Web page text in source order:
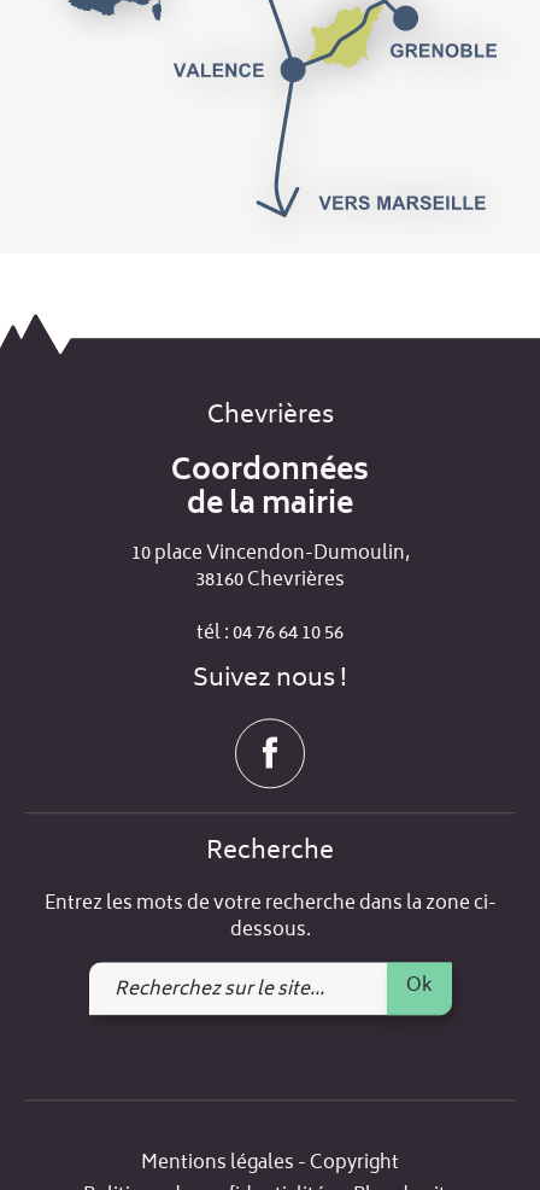
Chevrières
Coordonnées
de la mairie
10 place Vincendon-Dumoulin,
38160 Chevrières
tél : 04 76 64 10 56
Suivez nous !
Recherche
Entrez les mots de votre recherche dans la zone ci-
dessous.
Recherchez
sur
Ok
Mentions légales - Copyright